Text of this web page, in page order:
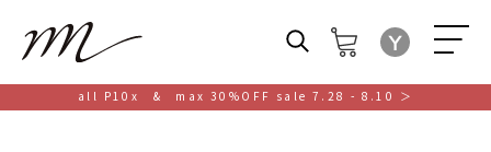
all P10x & max 30%OFF sale 7.28 - 8.10 ＞